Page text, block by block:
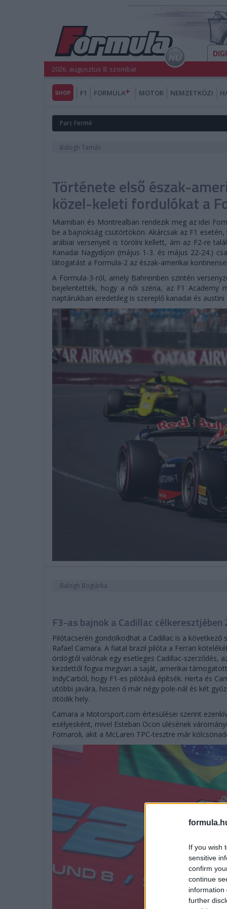
If you wish
sensitive
confirm
continue
information
further
2026. augusztus 8. szombat
SHOP F1 FORMULA MOTOR NEMZETKÖZI
Parc Fermé
Balogh Tamás
Története első észak-
közel-keleti fordulókat a
Miamiban és Montrealban rendezik meg az idei
be a bajnokság csütörtökön. Akárcsak az F1
arábiai versenyeit is törölni kellett, ám az F2-re
Kanadai Nagydíjon (május 1-3. és május 22-24.)
látogatást a Formula-2 az észak-amerikai
A Formula-3-ról, amely Bahreinben szintén
bejelentették, hogy a női széria, az F1 Academy
naptárukban eredetileg is szereplő kanadai és
Balogh Boglárka
F3-as bajnok a Cadillac célkeresztjében
Pilótacserén gondolkodhat a Cadillac is a
Rafael Camara. A fiatal brazil pilóta a Ferrari
ördögtől valónak egy esetleges Cadillac-szerződés,
kezdettől fogva megvan a saját, amerikai
IndyCarból, hogy F1-es pilótává építsék. Herta és
utóbbi javára, hiszen ő már négy pole-nál és két
ötödik hely.
Camara a Motorsport.com értesülései szerint
esélyesként, mivel Esteban Ocon ülésének
Fornaroli, akit a McLaren TPC-tesztre már